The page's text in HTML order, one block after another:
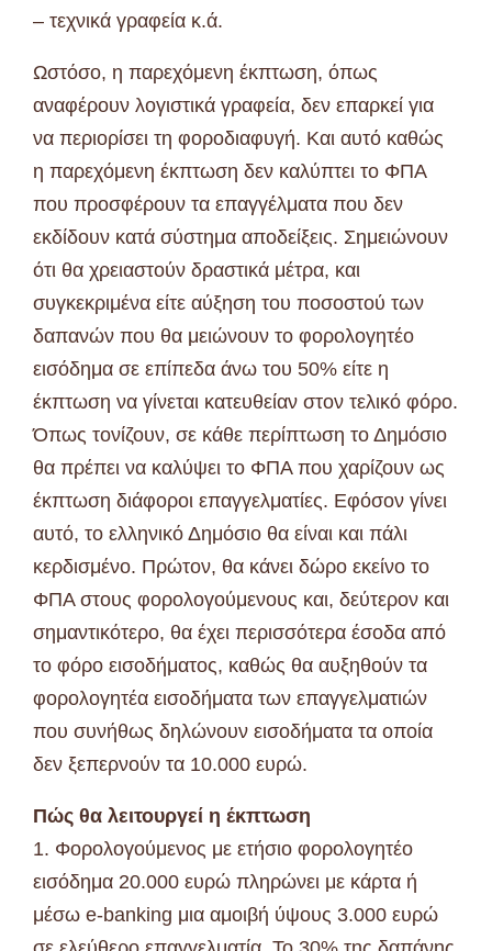
– τεχνικά γραφεία κ.ά.
Ωστόσο, η παρεχόμενη έκπτωση, όπως
αναφέρουν λογιστικά γραφεία, δεν επαρκεί για
να περιορίσει τη φοροδιαφυγή. Και αυτό καθώς
η παρεχόμενη έκπτωση δεν καλύπτει το ΦΠΑ
που προσφέρουν τα επαγγέλματα που δεν
εκδίδουν κατά σύστημα αποδείξεις. Σημειώνουν
ότι θα χρειαστούν δραστικά μέτρα, και
συγκεκριμένα είτε αύξηση του ποσοστού των
δαπανών που θα μειώνουν το φορολογητέο
εισόδημα σε επίπεδα άνω του 50% είτε η
έκπτωση να γίνεται κατευθείαν στον τελικό φόρο.
Όπως τονίζουν, σε κάθε περίπτωση το Δημόσιο
θα πρέπει να καλύψει το ΦΠΑ που χαρίζουν ως
έκπτωση διάφοροι επαγγελματίες. Εφόσον γίνει
αυτό, το ελληνικό Δημόσιο θα είναι και πάλι
κερδισμένο. Πρώτον, θα κάνει δώρο εκείνο το
ΦΠΑ στους φορολογούμενους και, δεύτερον και
σημαντικότερο, θα έχει περισσότερα έσοδα από
το φόρο εισοδήματος, καθώς θα αυξηθούν τα
φορολογητέα εισοδήματα των επαγγελματιών
που συνήθως δηλώνουν εισοδήματα τα οποία
δεν ξεπερνούν τα 10.000 ευρώ.
Πώς θα λειτουργεί η έκπτωση
1. Φορολογούμενος με ετήσιο φορολογητέο
εισόδημα 20.000 ευρώ πληρώνει με κάρτα ή
μέσω e-banking μια αμοιβή ύψους 3.000 ευρώ